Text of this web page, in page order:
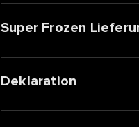
Super Frozen
Deklaration